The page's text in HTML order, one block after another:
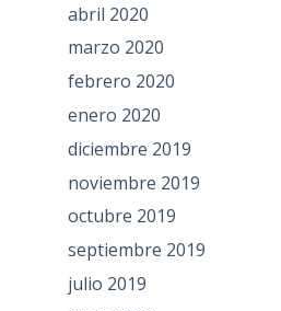
abril 2020
marzo 2020
febrero 2020
enero 2020
diciembre 2019
noviembre 2019
octubre 2019
septiembre 2019
julio 2019